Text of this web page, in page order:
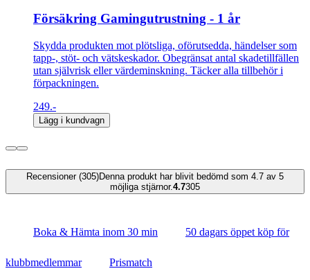
Försäkring Gamingutrustning - 1 år
Skydda produkten mot plötsliga, oförutsedda, händelser som
tapp-, stöt- och vätskeskador. Obegränsat antal skadetillfällen
utan självrisk eller värdeminskning. Täcker alla tillbehör i
förpackningen.
249.-
Lägg i kundvagn
Recensioner (305)Denna produkt har blivit bedömd som 4.7 av 5
möjliga stjärnor.4.7305
Boka & Hämta inom 30 min 50 dagars öppet köp för
klubbmedlemmar Prismatch